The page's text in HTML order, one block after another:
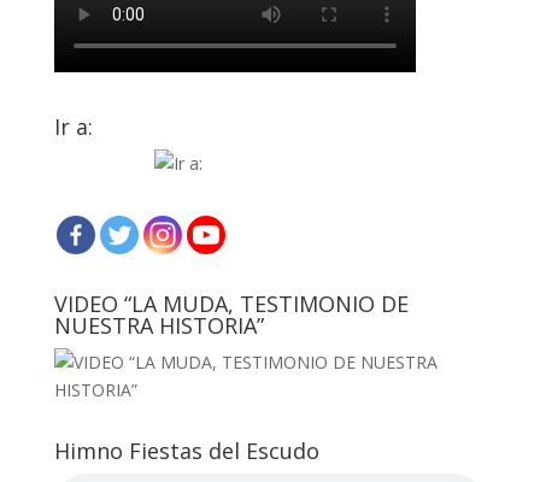
Ir a:
VIDEO “LA MUDA, TESTIMONIO DE
NUESTRA HISTORIA”
Himno Fiestas del Escudo